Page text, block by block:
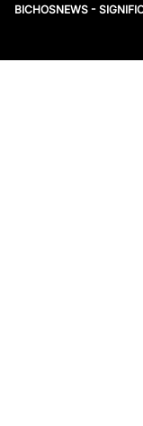
BICHOSNEWS -